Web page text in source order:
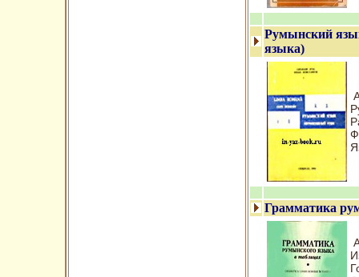
Румынский
языка)
Грамматика